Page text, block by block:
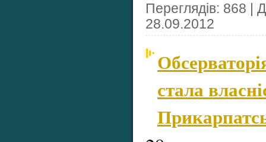
Переглядів: 868 |
28.09.2012
стала